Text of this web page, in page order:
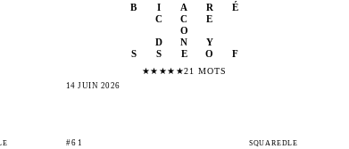
B I A R
É
C
C
E
O
D
N
Y
S
S E O F
★★ ★★ ★21 MOTS
14 JUIN 2026
#61 SQUAREDLE